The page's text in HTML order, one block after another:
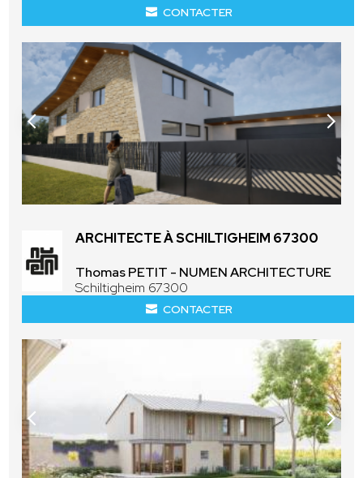
CONTACTER
ARCHITECTE À SCHILTIGHEIM 67300
Thomas PETIT - NUMEN ARCHITECTURE
Schiltigheim 67300
CONTACTER